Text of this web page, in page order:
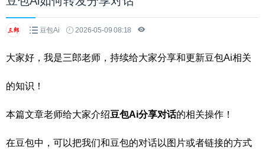
豆包Ai 2026-05-09 08:18
大家好，我是三郎老师，持续给大家分享和更新豆包Ai相关
的知识！
本篇文章老师给大家介绍豆包Ai分享对话的相关操作！
在豆包中，可以把我们和豆包的对话以图片或者链接的方式